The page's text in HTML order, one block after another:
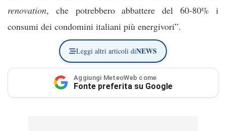
renovation, che potrebbero abbattere del 60-80% i
consumi dei condomini italiani più energivori”.
Leggi altri articoli diNEWS
Aggiungi MeteoWeb come
Fonte preferita su Google